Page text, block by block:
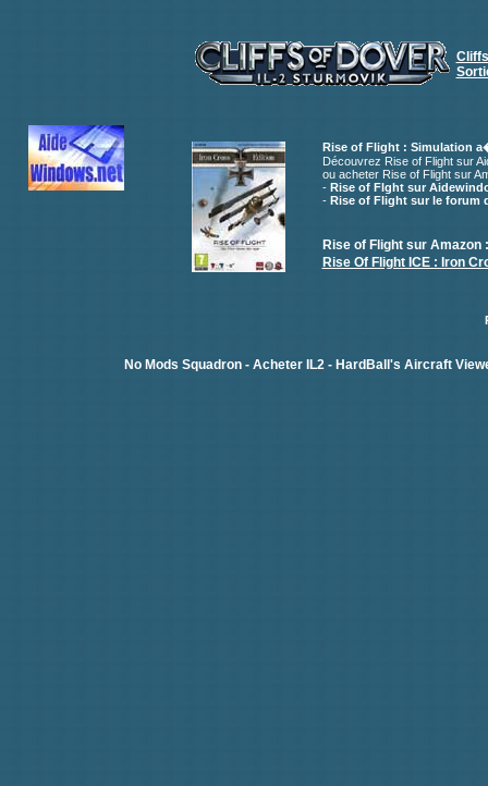
Rise of Flight : Simulation
Découvrez Rise of Flight sur
ou acheter Rise of Flight sur
- Rise of Flght sur
- Rise of Flight sur le forum
Rise of Flight sur
Rise Of Flight ICE : Iron
No Mods Squadron - Acheter IL2 - HardBall's Aircraft